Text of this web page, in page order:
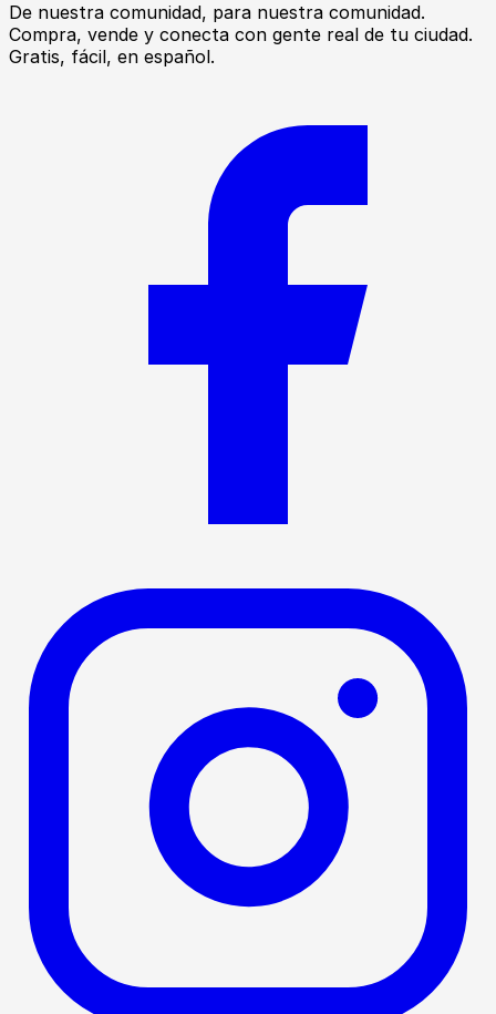
De nuestra comunidad, para nuestra comunidad.
Compra, vende y conecta con gente real de tu ciudad.
Gratis, fácil, en español.